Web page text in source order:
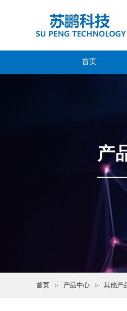
首页
产
首页 ＞ 产品中心 ＞ 其他产